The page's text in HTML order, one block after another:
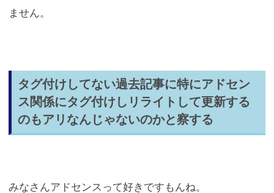
ません。
タグ付けしてない過去記事に特にアドセン
ス関係にタグ付けしリライトして更新する
のもアリなんじゃないのかと察する
みなさんアドセンスって好きですもんね。